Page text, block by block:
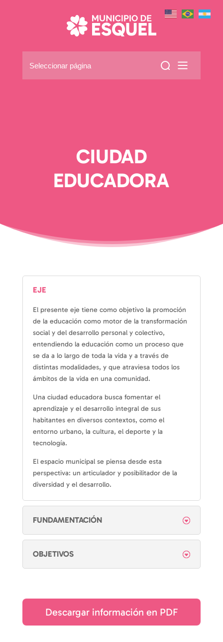
Seleccionar página
CIUDAD
EDUCADORA
EJE
El presente eje tiene como objetivo la promoción
de la educación como motor de la transformación
social y del desarrollo personal y colectivo,
entendiendo la educación como un proceso que
se da a lo largo de toda la vida y a través de
distintas modalidades, y que atraviesa todos los
ámbitos de la vida en una comunidad.
Una ciudad educadora busca fomentar el
aprendizaje y el desarrollo integral de sus
habitantes en diversos contextos, como el
entorno urbano, la cultura, el deporte y la
tecnología.
El espacio municipal se piensa desde esta
perspectiva: un articulador y posibilitador de la
diversidad y el desarrollo.
FUNDAMENTACIÓN
OBJETIVOS
Descargar información en PDF